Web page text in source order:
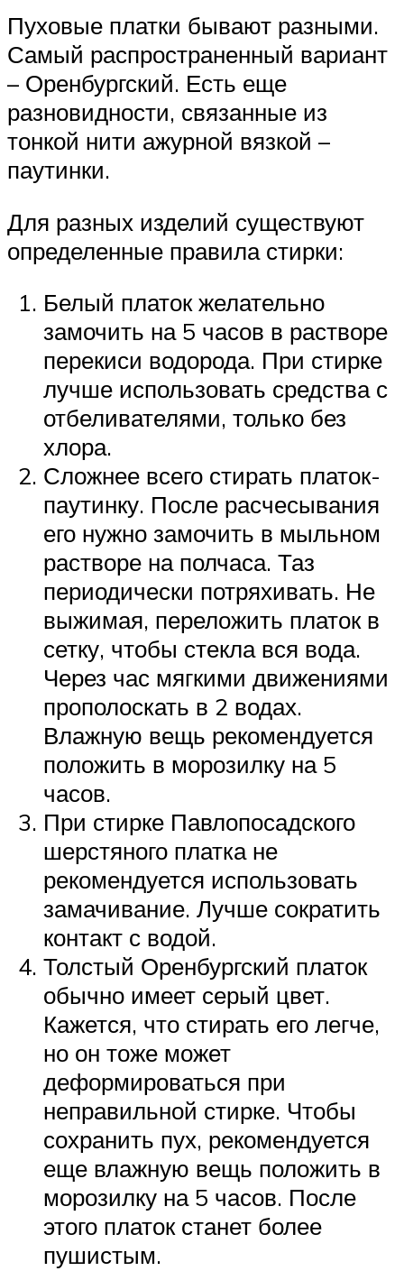
Пуховые платки бывают разными.
Самый распространенный вариант
– Оренбургский. Есть еще
разновидности, связанные из
тонкой нити ажурной вязкой –
паутинки.
Для разных изделий существуют
определенные правила стирки:
Белый платок желательно
замочить на 5 часов в растворе
перекиси водорода. При стирке
лучше использовать средства с
отбеливателями, только без
хлора.
Сложнее всего стирать платок-
паутинку. После расчесывания
его нужно замочить в мыльном
растворе на полчаса. Таз
периодически потряхивать. Не
выжимая, переложить платок в
сетку, чтобы стекла вся вода.
Через час мягкими движениями
прополоскать в 2 водах.
Влажную вещь рекомендуется
положить в морозилку на 5
часов.
При стирке Павлопосадского
шерстяного платка не
рекомендуется использовать
замачивание. Лучше сократить
контакт с водой.
Толстый Оренбургский платок
обычно имеет серый цвет.
Кажется, что стирать его легче,
но он тоже может
деформироваться при
неправильной стирке. Чтобы
сохранить пух, рекомендуется
еще влажную вещь положить в
морозилку на 5 часов. После
этого платок станет более
пушистым.